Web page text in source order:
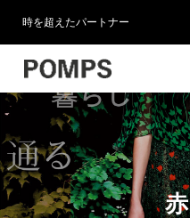
時を超えたパートナー